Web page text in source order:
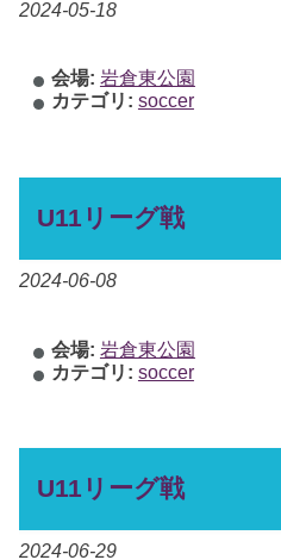
2024-05-18
会場: 岩倉東公園
カテゴリ: soccer
U11リーグ戦
2024-06-08
会場: 岩倉東公園
カテゴリ: soccer
U11リーグ戦
2024-06-29